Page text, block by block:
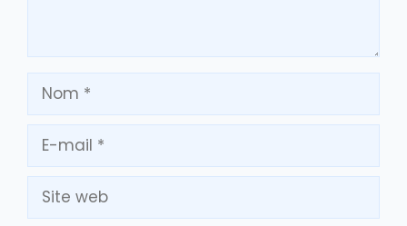
Nom
mail
Site
web